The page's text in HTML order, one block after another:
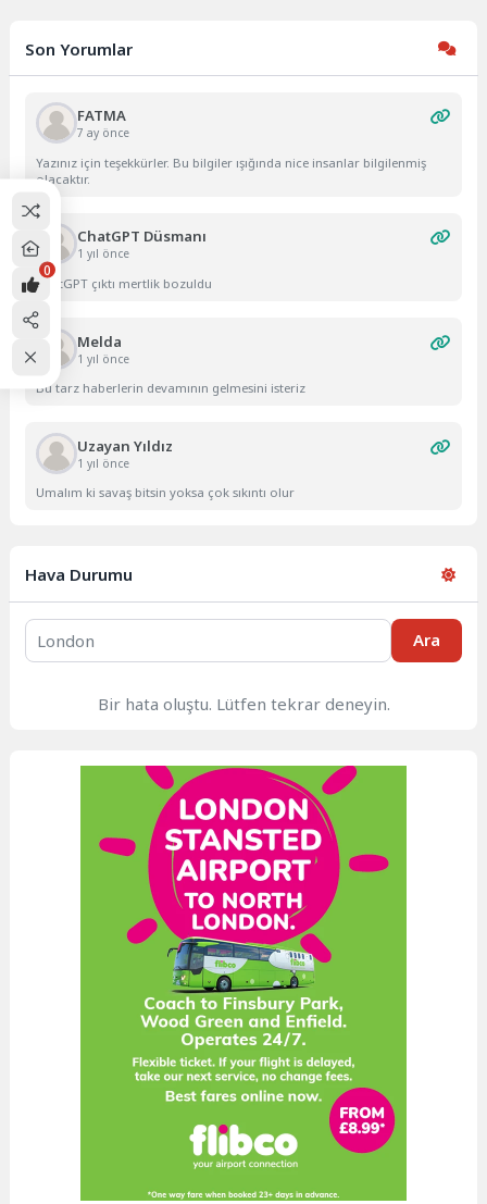
Son Yorumlar
FATMA
7 ay önce
Yazınız için teşekkürler. Bu bilgiler ışığında nice insanlar bilgilenmiş
olacaktır.
ChatGPT Düsmanı
1 yıl önce
ChatGPT çıktı mertlik bozuldu
Melda
1 yıl önce
Bu tarz haberlerin devamının gelmesini isteriz
Uzayan Yıldız
1 yıl önce
Umalım ki savaş bitsin yoksa çok sıkıntı olur
Hava Durumu
Ara
Bir hata oluştu. Lütfen tekrar deneyin.
0